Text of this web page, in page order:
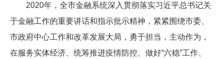
2020年，全市金融系统深入贯彻落实习近平总书记关
于金融工作的重要讲话和指示批示精神，紧紧围绕市委、
市政府中心工作和改革发展大局，勇于担当，主动作为，
在服务实体经济、统筹推进疫情防控、做好“六稳”工作、